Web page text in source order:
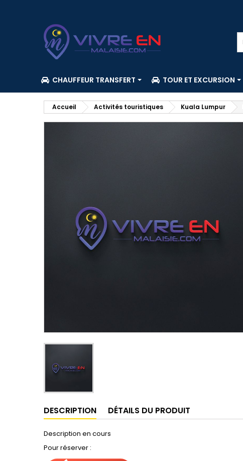
CHAUFFEUR TRANSFERT TOUR ET EXCURSION
Accueil Activités touristiques Kuala Lumpur
DESCRIPTION DÉTAILS DU PRODUIT
Description en cours
Pour réserver :